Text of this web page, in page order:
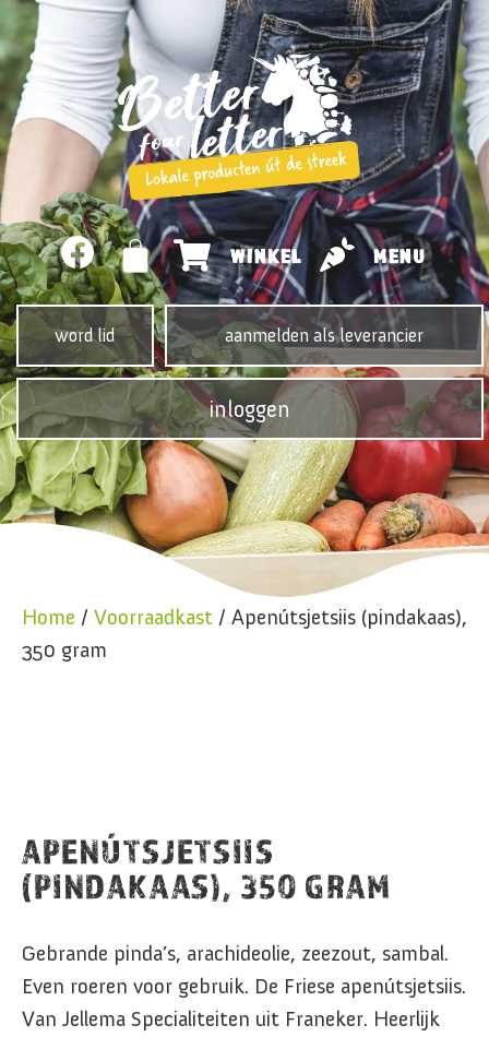
WINKEL MENU
word lid aanmelden als leverancier
inloggen
Home / Voorraadkast / Apenútsjetsiis (pindakaas),
350 gram
APENÚTSJETSIIS
(PINDAKAAS), 350 GRAM
Gebrande pinda’s, arachideolie, zeezout, sambal.
Even roeren voor gebruik. De Friese apenútsjetsiis.
Van Jellema Specialiteiten uit Franeker. Heerlijk